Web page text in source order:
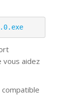
vous aidez
compatible